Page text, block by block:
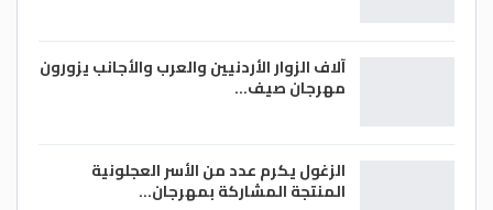
آلاف الزوار الأردنيين والعرب والأجانب يزورون
مهرجان صيف…
الزغول يكرم عدد من الأسر العجلونية
المنتجة المشاركة بمهرجان…